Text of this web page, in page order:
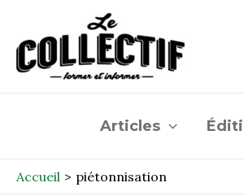
contenu
Articles
Accueil piétonnisation